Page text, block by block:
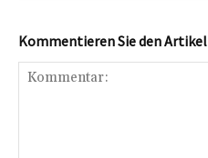
Kommentieren Sie den Artikel